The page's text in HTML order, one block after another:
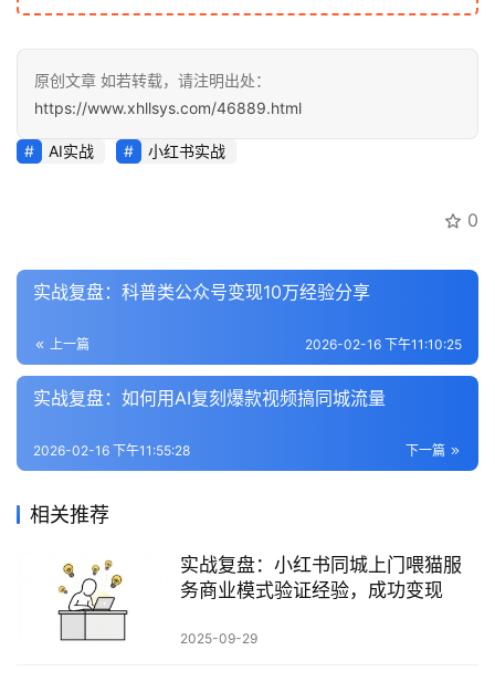
运
科
创
员
专
区
原创文章 如若转载，请注明出处：
https://www.xhllsys.com/46889.html
AI实战 小红书实战
0
实战复盘：科普类公众号变现10万经验分享
上一篇 2026-02-16 下午11:10:25
实战复盘：如何用AI复刻爆款视频搞同城流量
下一篇
2026-02-16 下午11:55:28
相关推荐
实战复盘：小红书同城上门喂猫服
务商业模式验证经验，成功变现
2025-09-29